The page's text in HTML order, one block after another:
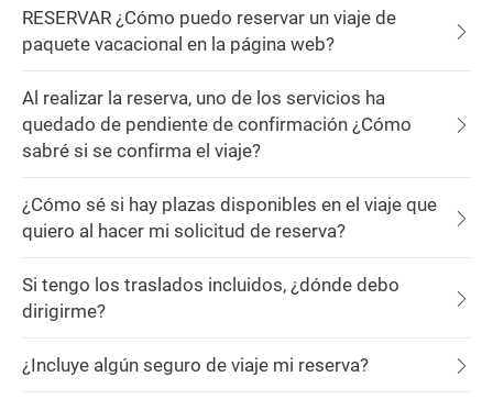
RESERVAR ¿Cómo puedo reservar un viaje de
paquete vacacional en la página web?
Al realizar la reserva, uno de los servicios ha
quedado de pendiente de confirmación ¿Cómo
sabré si se confirma el viaje?
¿Cómo sé si hay plazas disponibles en el viaje que
quiero al hacer mi solicitud de reserva?
Si tengo los traslados incluidos, ¿dónde debo
dirigirme?
¿Incluye algún seguro de viaje mi reserva?